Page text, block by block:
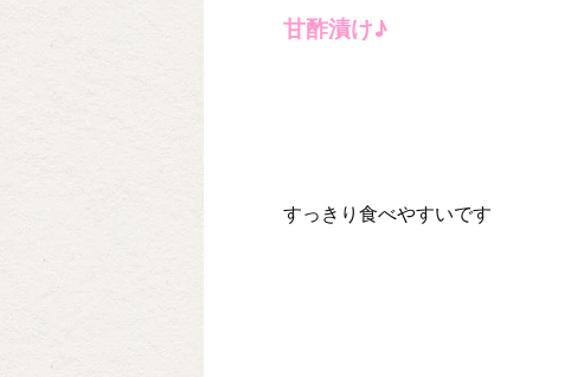
甘酢漬け♪
すっきり食べやすいです